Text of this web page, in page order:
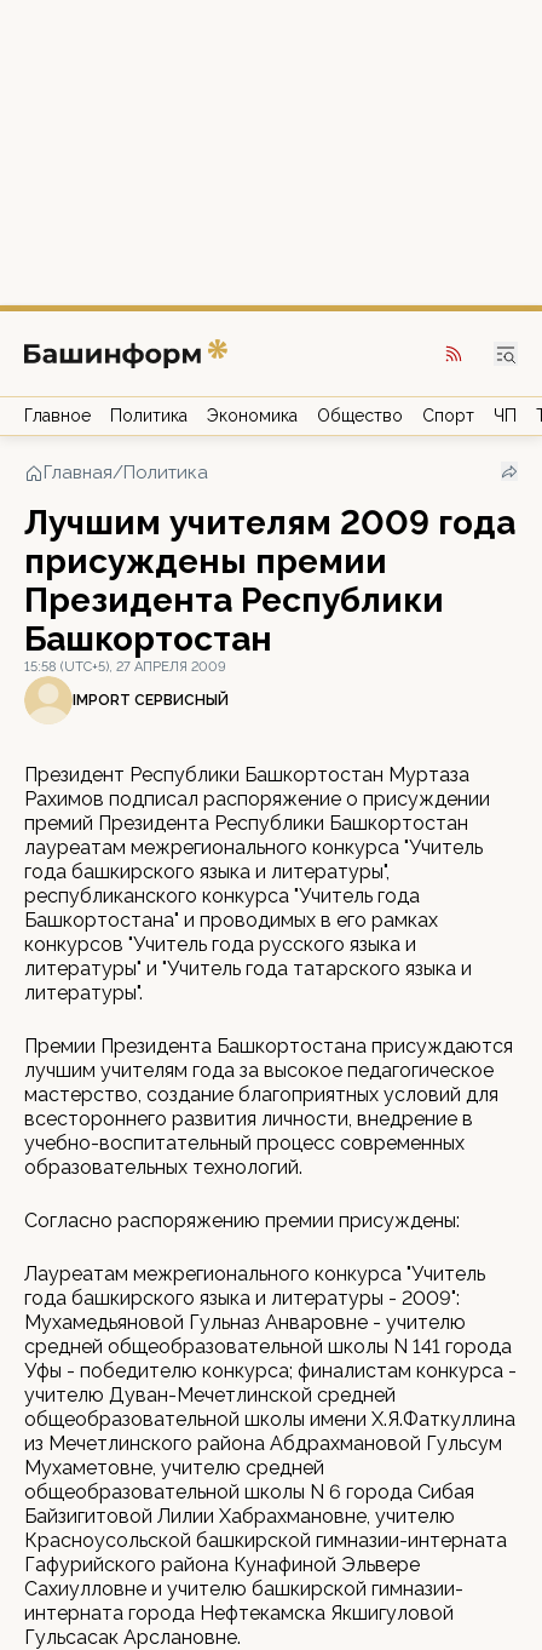
Главное Политика Экономика Общество Спорт ЧП
Главная/Политика
Лучшим учителям 2009 года
присуждены премии
Президента Республики
Башкортостан
15:58 (UTC+5), 27 АПРЕЛЯ 2009
IMPORT СЕРВИСНЫЙ
Президент Республики Башкортостан Муртаза
Рахимов подписал распоряжение о присуждении
премий Президента Республики Башкортостан
лауреатам межрегионального конкурса "Учитель
года башкирского языка и литературы",
республиканского конкурса "Учитель года
Башкортостана" и проводимых в его рамках
конкурсов "Учитель года русского языка и
литературы" и "Учитель года татарского языка и
литературы".
Премии Президента Башкортостана присуждаются
лучшим учителям года за высокое педагогическое
мастерство, создание благоприятных условий для
всестороннего развития личности, внедрение в
учебно-воспитательный процесс современных
образовательных технологий.
Согласно распоряжению премии присуждены:
Лауреатам межрегионального конкурса "Учитель
года башкирского языка и литературы - 2009":
Мухамедьяновой Гульназ Анваровне - учителю
средней общеобразовательной школы N 141 города
Уфы - победителю конкурса; финалистам конкурса -
учителю Дуван-Мечетлинской средней
общеобразовательной школы имени Х.Я.Фаткуллина
из Мечетлинского района Абдрахмановой Гульсум
Мухаметовне, учителю средней
общеобразовательной школы N 6 города Сибая
Байзигитовой Лилии Хабрахмановне, учителю
Красноусольской башкирской гимназии-интерната
Гафурийского района Кунафиной Эльвере
Сахиулловне и учителю башкирской гимназии-
интерната города Нефтекамска Якшигуловой
Гульсасак Арслановне.